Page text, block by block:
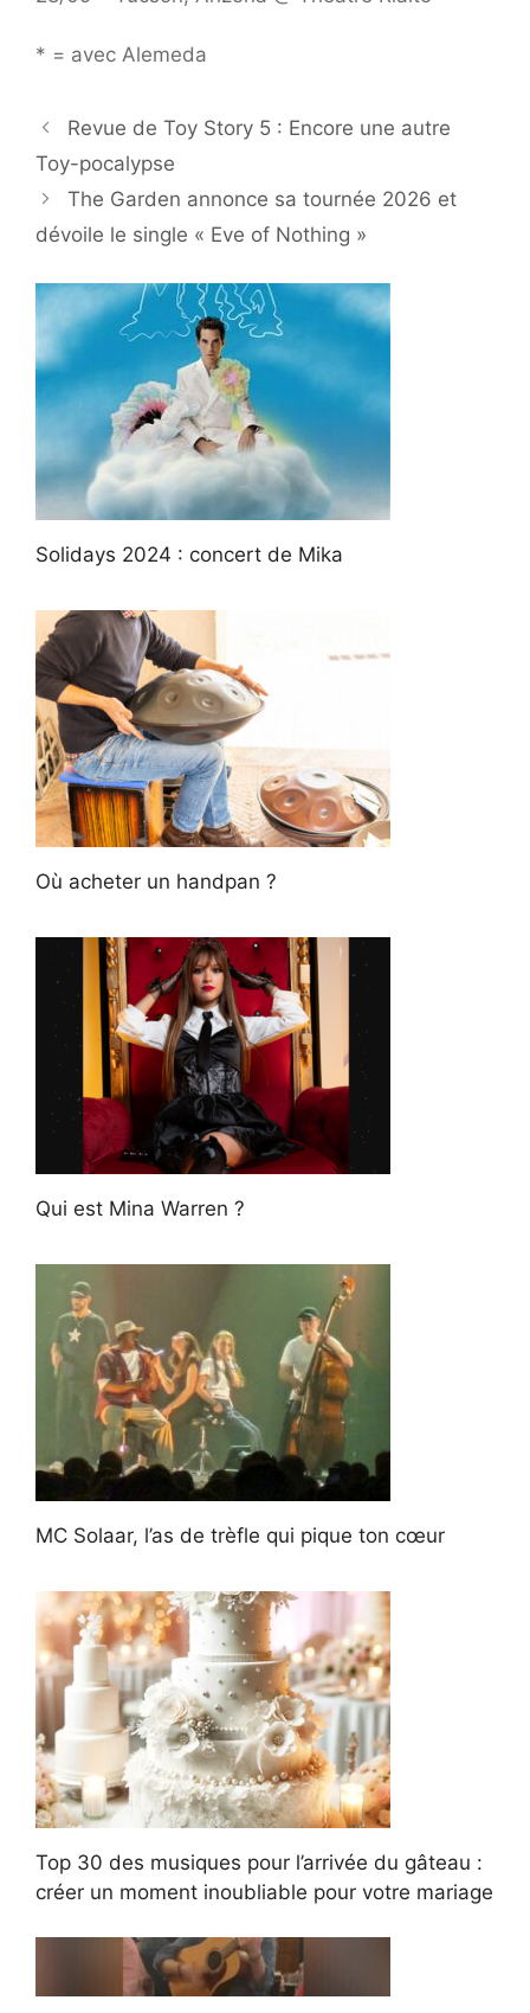
* = avec Alemeda
Revue de Toy Story 5 : Encore une autre
Toy-pocalypse
The Garden annonce sa tournée 2026 et
dévoile le single « Eve of Nothing »
Solidays 2024 : concert de Mika
Où acheter un handpan ?
Qui est Mina Warren ?
MC Solaar, l’as de trèfle qui pique ton cœur
Top 30 des musiques pour l’arrivée du gâteau :
créer un moment inoubliable pour votre mariage